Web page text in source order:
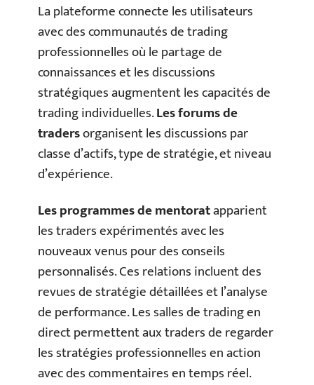
La plateforme connecte les utilisateurs
avec des communautés de trading
professionnelles où le partage de
connaissances et les discussions
stratégiques augmentent les capacités de
trading individuelles.Les forums de
tradersorganisent les discussions par
classe d’actifs, type de stratégie, et niveau
d’expérience.
Les programmes de mentoratapparient
les traders expérimentés avec les
nouveaux venus pour des conseils
personnalisés. Ces relations incluent des
revues de stratégie détaillées et l’analyse
de performance. Les salles de trading en
direct permettent aux traders de regarder
les stratégies professionnelles en action
avec des commentaires en temps réel.